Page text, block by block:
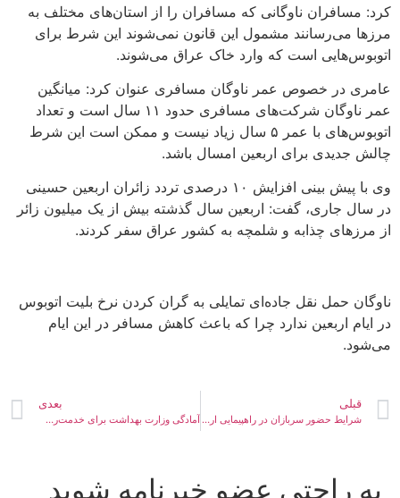
کرد: مسافران ناوگانی که مسافران را از استان‌های مختلف به
مرزها می‌رسانند مشمول این قانون نمی‌شوند این شرط برای
اتوبوس‌هایی است که وارد خاک عراق می‌شوند.
عامری در خصوص عمر ناوگان مسافری عنوان کرد: میانگین
عمر ناوگان شرکت‌های مسافری حدود ۱۱ سال است و تعداد
اتوبوس‌های با عمر ۵ سال زیاد نیست و ممکن است این شرط
چالش جدیدی برای اربعین امسال باشد.
وی با پیش بینی افزایش ۱۰ درصدی تردد زائران اربعین حسینی
در سال جاری، گفت: اربعین سال گذشته بیش از یک میلیون زائر
از مرزهای چذابه و شلمچه به کشور عراق سفر کردند.
ناوگان حمل نقل جاده‌ای تمایلی به گران کردن نرخ بلیت اتوبوس
در ایام اربعین ندارد چرا که باعث کاهش مسافر در این ایام
می‌شود.
قبلی
شرایط حضور سربازان در راهپیمایی اربعین حسینی اعلام شد .
بعدی
آمادگی وزارت بهداشت برای خدمت‌رسانی به زائران اربعین حسینی.
به راحتی عضو خبرنامه شوید